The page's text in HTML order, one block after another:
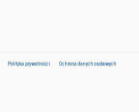
Polityka prywatności Ochrona danych osobowych